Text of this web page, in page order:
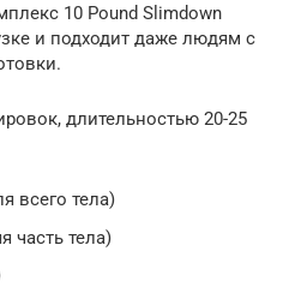
10 Pound Slimdown
и подходит даже людям с
длительностью 20-25
всего тела)
часть тела)